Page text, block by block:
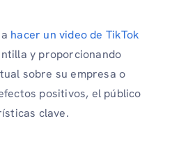
hacer un video de TikTok
y proporcionando
sobre su empresa o
positivos, el público
clave.